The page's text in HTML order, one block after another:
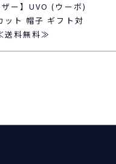
ザー】UVO (ウーボ)
ット 帽子 ギフト対
送料無料≫